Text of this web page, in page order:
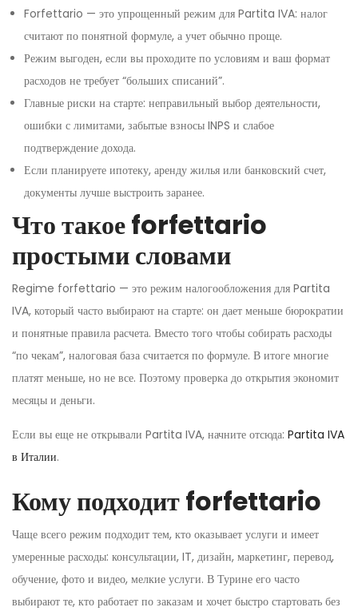
Forfettario — это упрощенный режим для Partita IVA: налог
считают по понятной формуле, а учет обычно проще.
Режим выгоден, если вы проходите по условиям и ваш формат
расходов не требует “больших списаний”.
Главные риски на старте: неправильный выбор деятельности,
ошибки с лимитами, забытые взносы INPS и слабое
подтверждение дохода.
Если планируете ипотеку, аренду жилья или банковский счет,
документы лучше выстроить заранее.
Что такое forfettario
простыми словами
Regime forfettario — это режим налогообложения для Partita
IVA, который часто выбирают на старте: он дает меньше бюрократии
и понятные правила расчета. Вместо того чтобы собирать расходы
“по чекам”, налоговая база считается по формуле. В итоге многие
платят меньше, но не все. Поэтому проверка до открытия экономит
месяцы и деньги.
Если вы еще не открывали Partita IVA, начните отсюда: Partita IVA
в Италии.
Кому подходит forfettario
Чаще всего режим подходит тем, кто оказывает услуги и имеет
умеренные расходы: консультации, IT, дизайн, маркетинг, перевод,
обучение, фото и видео, мелкие услуги. В Турине его часто
выбирают те, кто работает по заказам и хочет быстро стартовать без